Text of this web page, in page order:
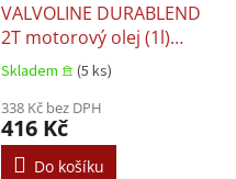
VALVOLINE DURABLEND
2T motorový olej (1l)
polosyntetický
Skladem 𖠿 (5 ks)
338 Kč bez DPH
416 Kč
Do košíku